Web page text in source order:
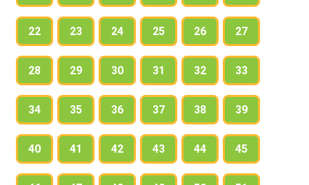
22 23 24 25 26 27
28 29 30 31 32 33
34 35 36 37 38 39
40 41 42 43 44 45